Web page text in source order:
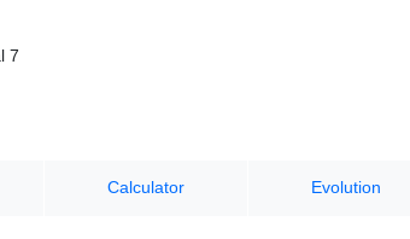
7
Calculator Evolution